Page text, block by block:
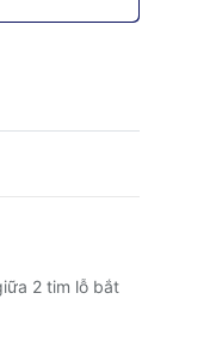
2 tim lỗ bắt